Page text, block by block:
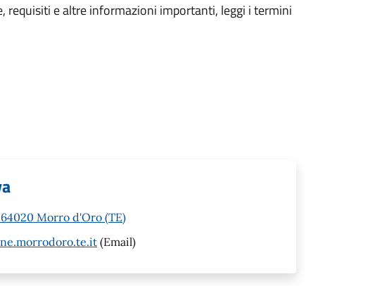
requisiti e altre informazioni importanti, leggi i termini
Morro d'Oro (TE)
(Email)